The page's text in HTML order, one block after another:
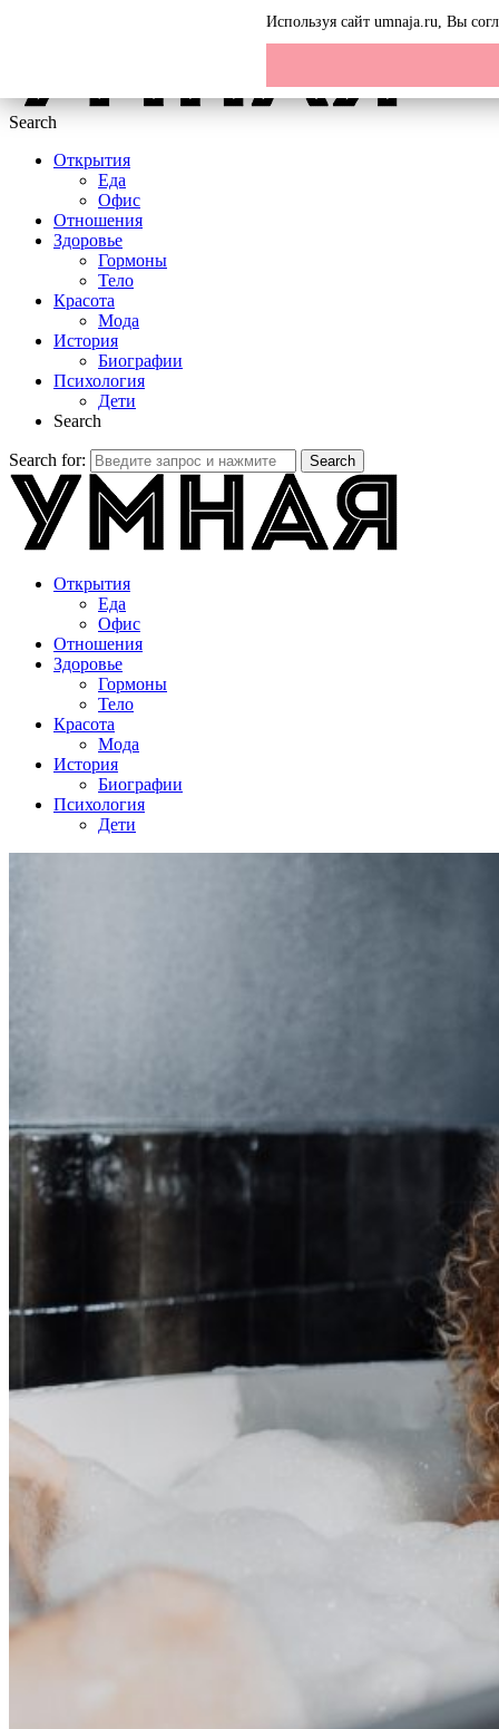
Search
Открытия
Еда
Офис
Отношения
Здоровье
Гормоны
Тело
Красота
Мода
История
Биографии
Психология
Дети
Search
Search for: Search
Открытия
Еда
Офис
Отношения
Здоровье
Гормоны
Тело
Красота
Мода
История
Биографии
Психология
Дети
Используя сайт umnaja.ru, Вы